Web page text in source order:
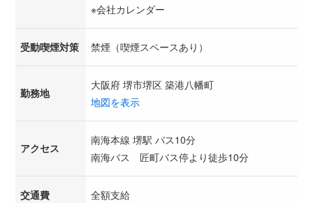
※会社カレンダー
受動喫煙対策 禁煙（喫煙スペースあり）
勤務地
大阪府 堺市堺区 築港八幡町
地図を表示
アクセス
南海本線 堺駅 バス10分
南海バス 匠町バス停より徒歩10分
交通費 全額支給